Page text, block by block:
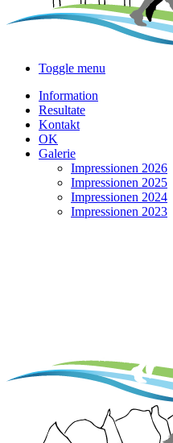
Toggle menu
Information
Resultate
Kontakt
OK
Galerie
Impressionen 2026
Impressionen 2025
Impressionen 2024
Impressionen 2023